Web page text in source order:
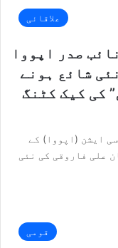
علاقائی
صدر اپووا
شائع ہونے
کی کیک کٹنگ
ایشن (اپووا) کے
علی فاروقی کی نئی
قومی